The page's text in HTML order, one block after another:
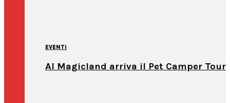
EVENTI
Al Magicland arriva il Pet Camper Tour